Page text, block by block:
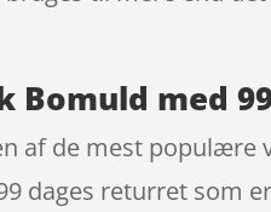
Bomuld med
af de mest populære
dages returret som